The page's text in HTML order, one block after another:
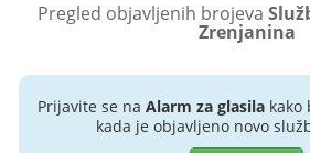
Pregled objavljenih brojeva
Zrenjanina
Prijavite se na Alarm za glasilakako
kada je objavljeno novo